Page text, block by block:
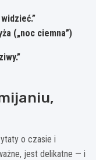
(„noc ciemna”)
o czasie i
jest delikatne — i